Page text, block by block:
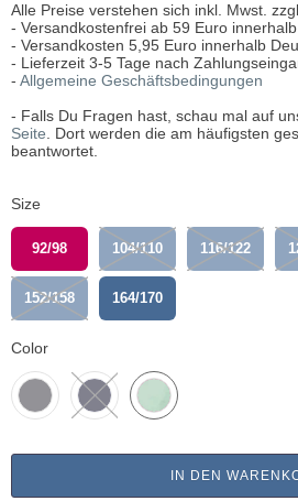
Alle Preise verstehen sich inkl. Mwst.
- Versandkostenfrei ab 59 Euro
- Versandkosten 5,95 Euro innerhalb
- Lieferzeit 3-5 Tage nach
- Allgemeine Geschäftsbedingungen
- Falls Du Fragen hast, schau mal auf
Seite. Dort werden die am häufigsten
beantwortet.
Size
92/98 104/110 116/122
152/158 164/170
Color
IN DEN